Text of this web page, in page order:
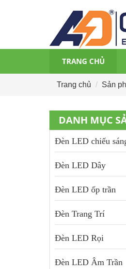
TRANG CHỦ
Trang chủ Sản
DANH MỤC
Đèn LED chiếu
Đèn LED Dây
Đèn LED ốp trần
Đèn Trang Trí
Đèn LED Rọi
Đèn LED Âm Trần